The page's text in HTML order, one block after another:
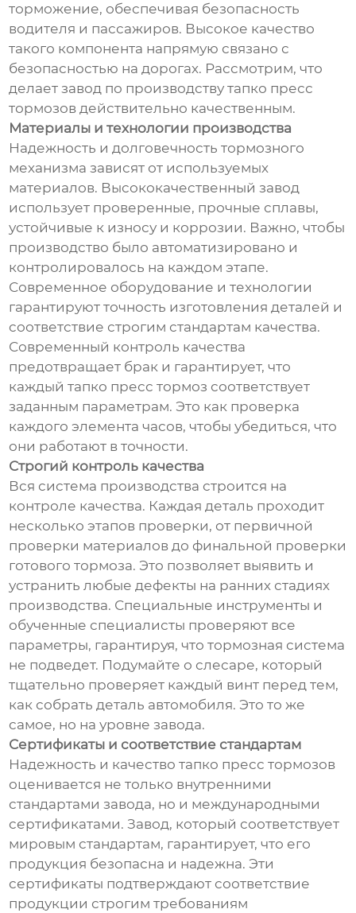
торможение, обеспечивая безопасность
водителя и пассажиров. Высокое качество
такого компонента напрямую связано с
безопасностью на дорогах. Рассмотрим, что
делает завод по производству тапко пресс
тормозов действительно качественным.
Материалы и технологии производства
Надежность и долговечность тормозного
механизма зависят от используемых
материалов. Высококачественный завод
использует проверенные, прочные сплавы,
устойчивые к износу и коррозии. Важно, чтобы
производство было автоматизировано и
контролировалось на каждом этапе.
Современное оборудование и технологии
гарантируют точность изготовления деталей и
соответствие строгим стандартам качества.
Современный контроль качества
предотвращает брак и гарантирует, что
каждый тапко пресс тормоз соответствует
заданным параметрам. Это как проверка
каждого элемента часов, чтобы убедиться, что
они работают в точности.
Строгий контроль качества
Вся система производства строится на
контроле качества. Каждая деталь проходит
несколько этапов проверки, от первичной
проверки материалов до финальной проверки
готового тормоза. Это позволяет выявить и
устранить любые дефекты на ранних стадиях
производства. Специальные инструменты и
обученные специалисты проверяют все
параметры, гарантируя, что тормозная система
не подведет. Подумайте о слесаре, который
тщательно проверяет каждый винт перед тем,
как собрать деталь автомобиля. Это то же
самое, но на уровне завода.
Сертификаты и соответствие стандартам
Надежность и качество тапко пресс тормозов
оценивается не только внутренними
стандартами завода, но и международными
сертификатами. Завод, который соответствует
мировым стандартам, гарантирует, что его
продукция безопасна и надежна. Эти
сертификаты подтверждают соответствие
продукции строгим требованиям